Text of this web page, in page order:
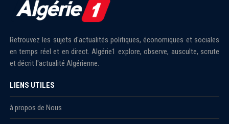
Retrouvez les sujets d'actualités politiques, économiques et sociales
en temps réel et en direct. Algérie1 explore, observe, ausculte, scrute
et décrit l'actualité Algérienne.
LIENS UTILES
à propos de Nous